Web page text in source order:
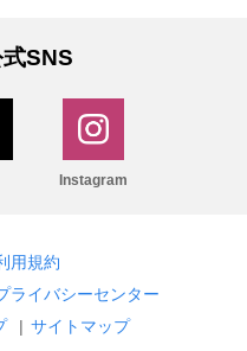
SNS
Instagram
用規約
ライバシーセンター
| サイトマップ